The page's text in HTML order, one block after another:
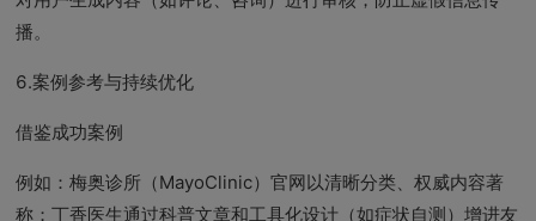
播。
6.案例参考与持续优化
借鉴成功案例
例如：梅奥诊所（MayoClinic）官网以清晰分类、权威内容著
称；丁香医生通过科普文章和工具化设计（如症状自测）增进友